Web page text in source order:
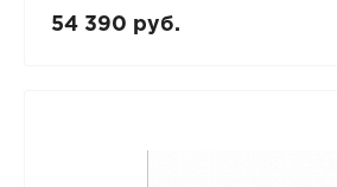
54 390 руб.